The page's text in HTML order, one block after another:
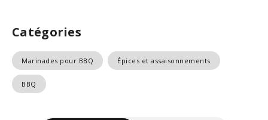
Catégories
Marinades pour BBQ Épices et assaisonnements
BBQ